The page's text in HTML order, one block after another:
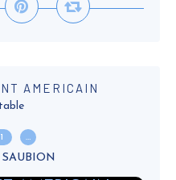
AMERICAIN
…
SAUBION